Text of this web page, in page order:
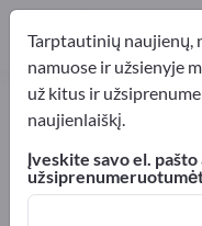
Maisto
gamintojus ir
Eksportuotojai
Tarptautinių naujienų,
namuose ir užsienyje
už kitus ir
naujienlaiškį.
Įveskite savo el. pašto